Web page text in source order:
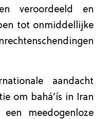
veroordeeld en
tot onmiddellijke
aandacht
om bahá’ís in Iran
meedogenloze